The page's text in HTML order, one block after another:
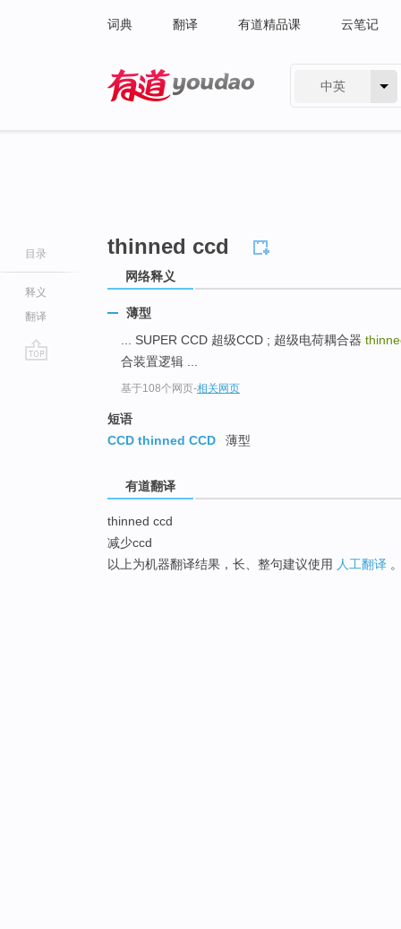
词典 翻译 有道精品课 云笔记
中英
目录
释义
翻译
thinned ccd
网络释义
薄型
... SUPER CCD 超级CCD ; 超级电荷耦合器
合装置逻辑 ...
基于108个网页-相关网页
短语
CCD thinned CCD
薄型
有道翻译
thinned ccd
减少ccd
以上为机器翻译结果，长、整句建议使用 人工翻译